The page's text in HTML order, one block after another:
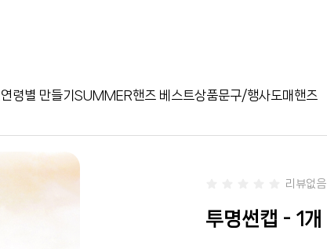
연령별 만들기 SUMMER핸즈 베스트상품문구/행사도매핸즈
리뷰없음
투명썬캡 - 1개